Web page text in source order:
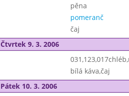
pěna
pomeranč
čaj
Čtvrtek 9. 3. 2006
bílá káva,čaj
Pátek 10. 3. 2006